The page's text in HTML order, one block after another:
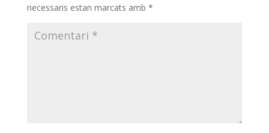
necessaris estan marcats amb *